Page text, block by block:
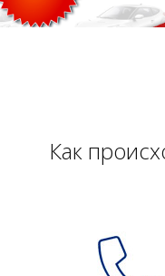
Как